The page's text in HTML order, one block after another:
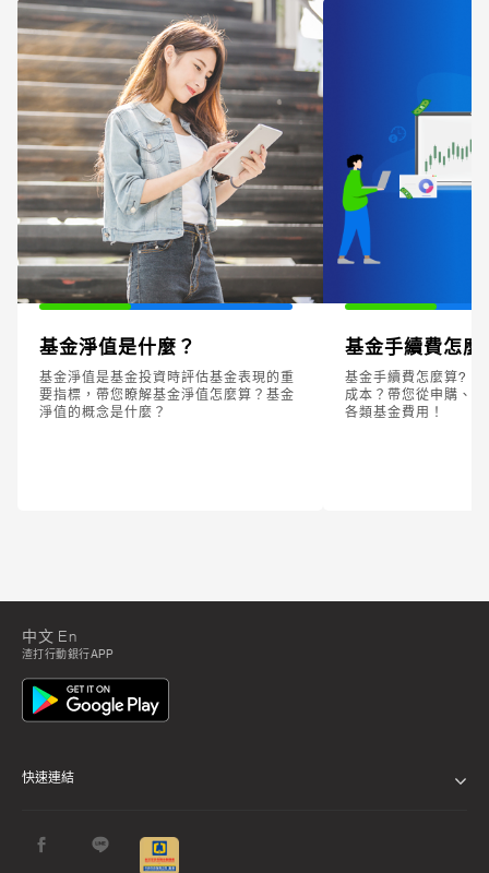
基金淨值是什麼？
基金淨值是基金投資時評估基金表現的重
要指標，帶您瞭解基金淨值怎麼算？基金
淨值的概念是什麼？
基金手續費怎麼
基金手續費怎麼算?
成本？帶您從申購、
各類基金費用！
中文 En
渣打行動銀行APP
快速連結
永續發展計畫